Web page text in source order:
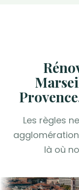
Les règles
là où